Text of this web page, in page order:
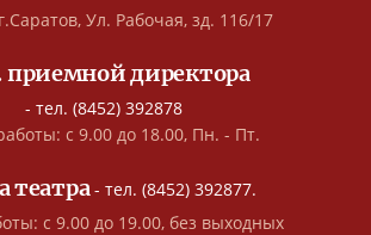
Ул. Рабочая, зд. 116/17
приемной директора
- тел. (8452) 392878
с 9.00 до 18.00, Пн. - Пт.
театра- тел. (8452) 392877.
с 9.00 до 19.00, без выходных